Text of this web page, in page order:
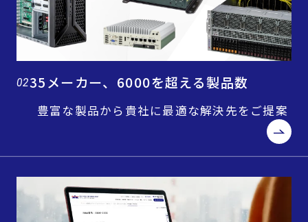
0235メーカー、6000を超える製品数
豊富な製品から貴社に最適な解決先をご提案